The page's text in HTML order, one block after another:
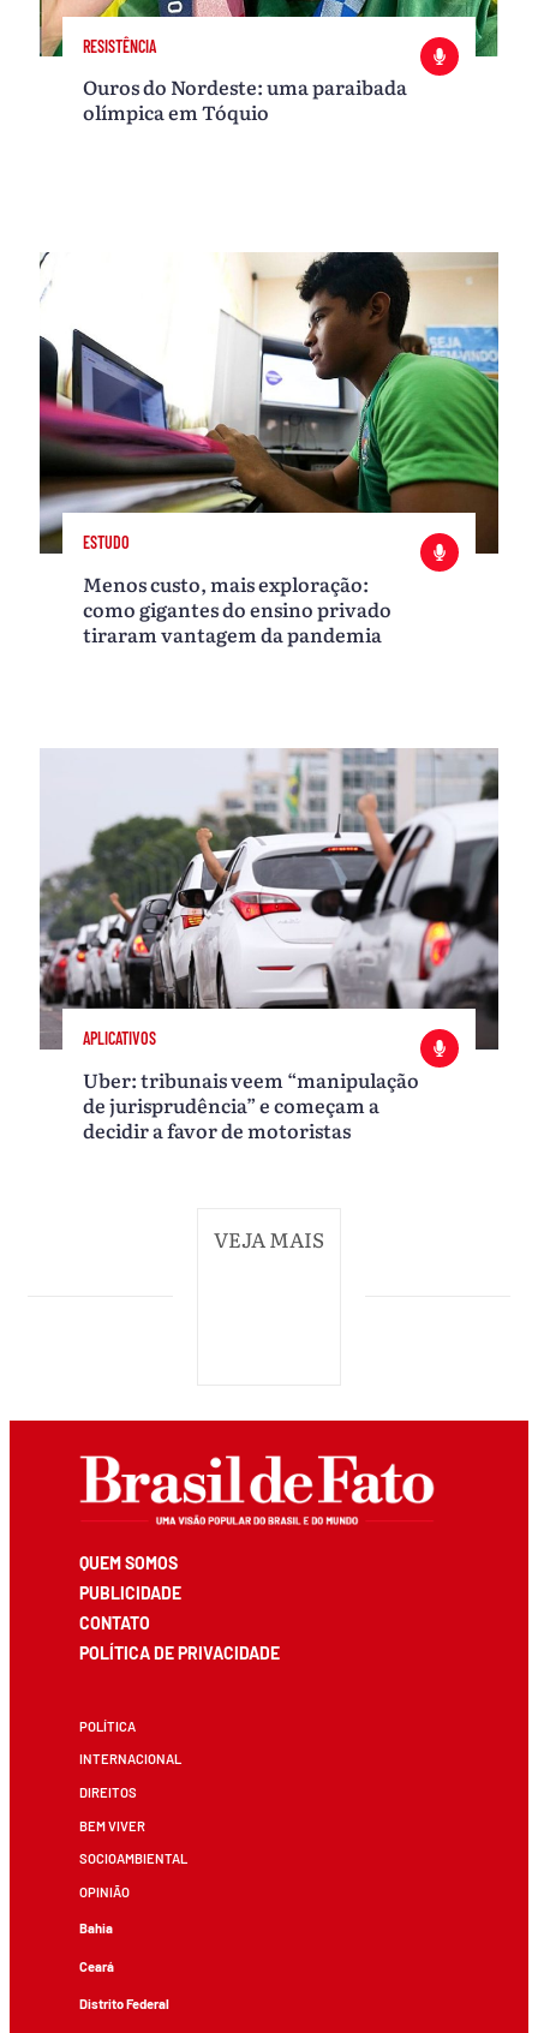
RESISTÊNCIA
Ouros do Nordeste: uma paraibada
olímpica em Tóquio
ESTUDO
Menos custo, mais exploração:
como gigantes do ensino privado
tiraram vantagem da pandemia
APLICATIVOS
Uber: tribunais veem “manipulação
de jurisprudência” e começam a
decidir a favor de motoristas
VEJA MAIS
QUEM SOMOS
PUBLICIDADE
CONTATO
POLÍTICA DE PRIVACIDADE
POLÍTICA
INTERNACIONAL
DIREITOS
BEM VIVER
SOCIOAMBIENTAL
OPINIÃO
Bahia
Ceará
Distrito Federal